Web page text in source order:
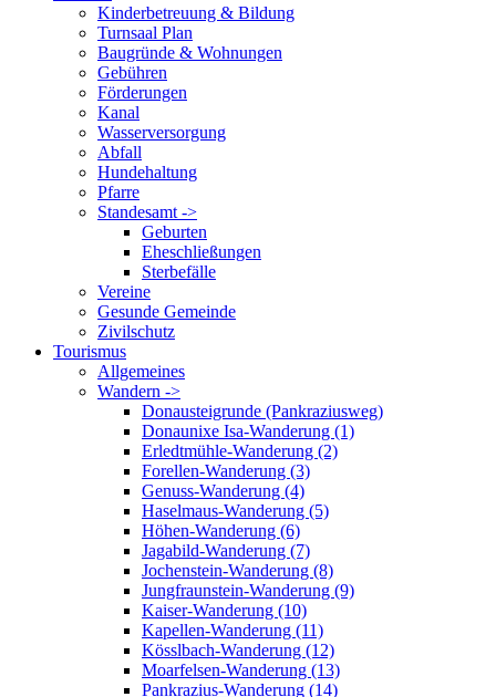
Kinderbetreuung & Bildung
Turnsaal Plan
Baugründe & Wohnungen
Gebühren
Förderungen
Kanal
Wasserversorgung
Abfall
Hundehaltung
Pfarre
Standesamt ->
Geburten
Eheschließungen
Sterbefälle
Vereine
Gesunde Gemeinde
Zivilschutz
Tourismus
Allgemeines
Wandern ->
Donausteigrunde (Pankraziusweg)
Donaunixe Isa-Wanderung (1)
Erledtmühle-Wanderung (2)
Forellen-Wanderung (3)
Genuss-Wanderung (4)
Haselmaus-Wanderung (5)
Höhen-Wanderung (6)
Jagabild-Wanderung (7)
Jochenstein-Wanderung (8)
Jungfraunstein-Wanderung (9)
Kaiser-Wanderung (10)
Kapellen-Wanderung (11)
Kösslbach-Wanderung (12)
Moarfelsen-Wanderung (13)
Pankrazius-Wanderung (14)